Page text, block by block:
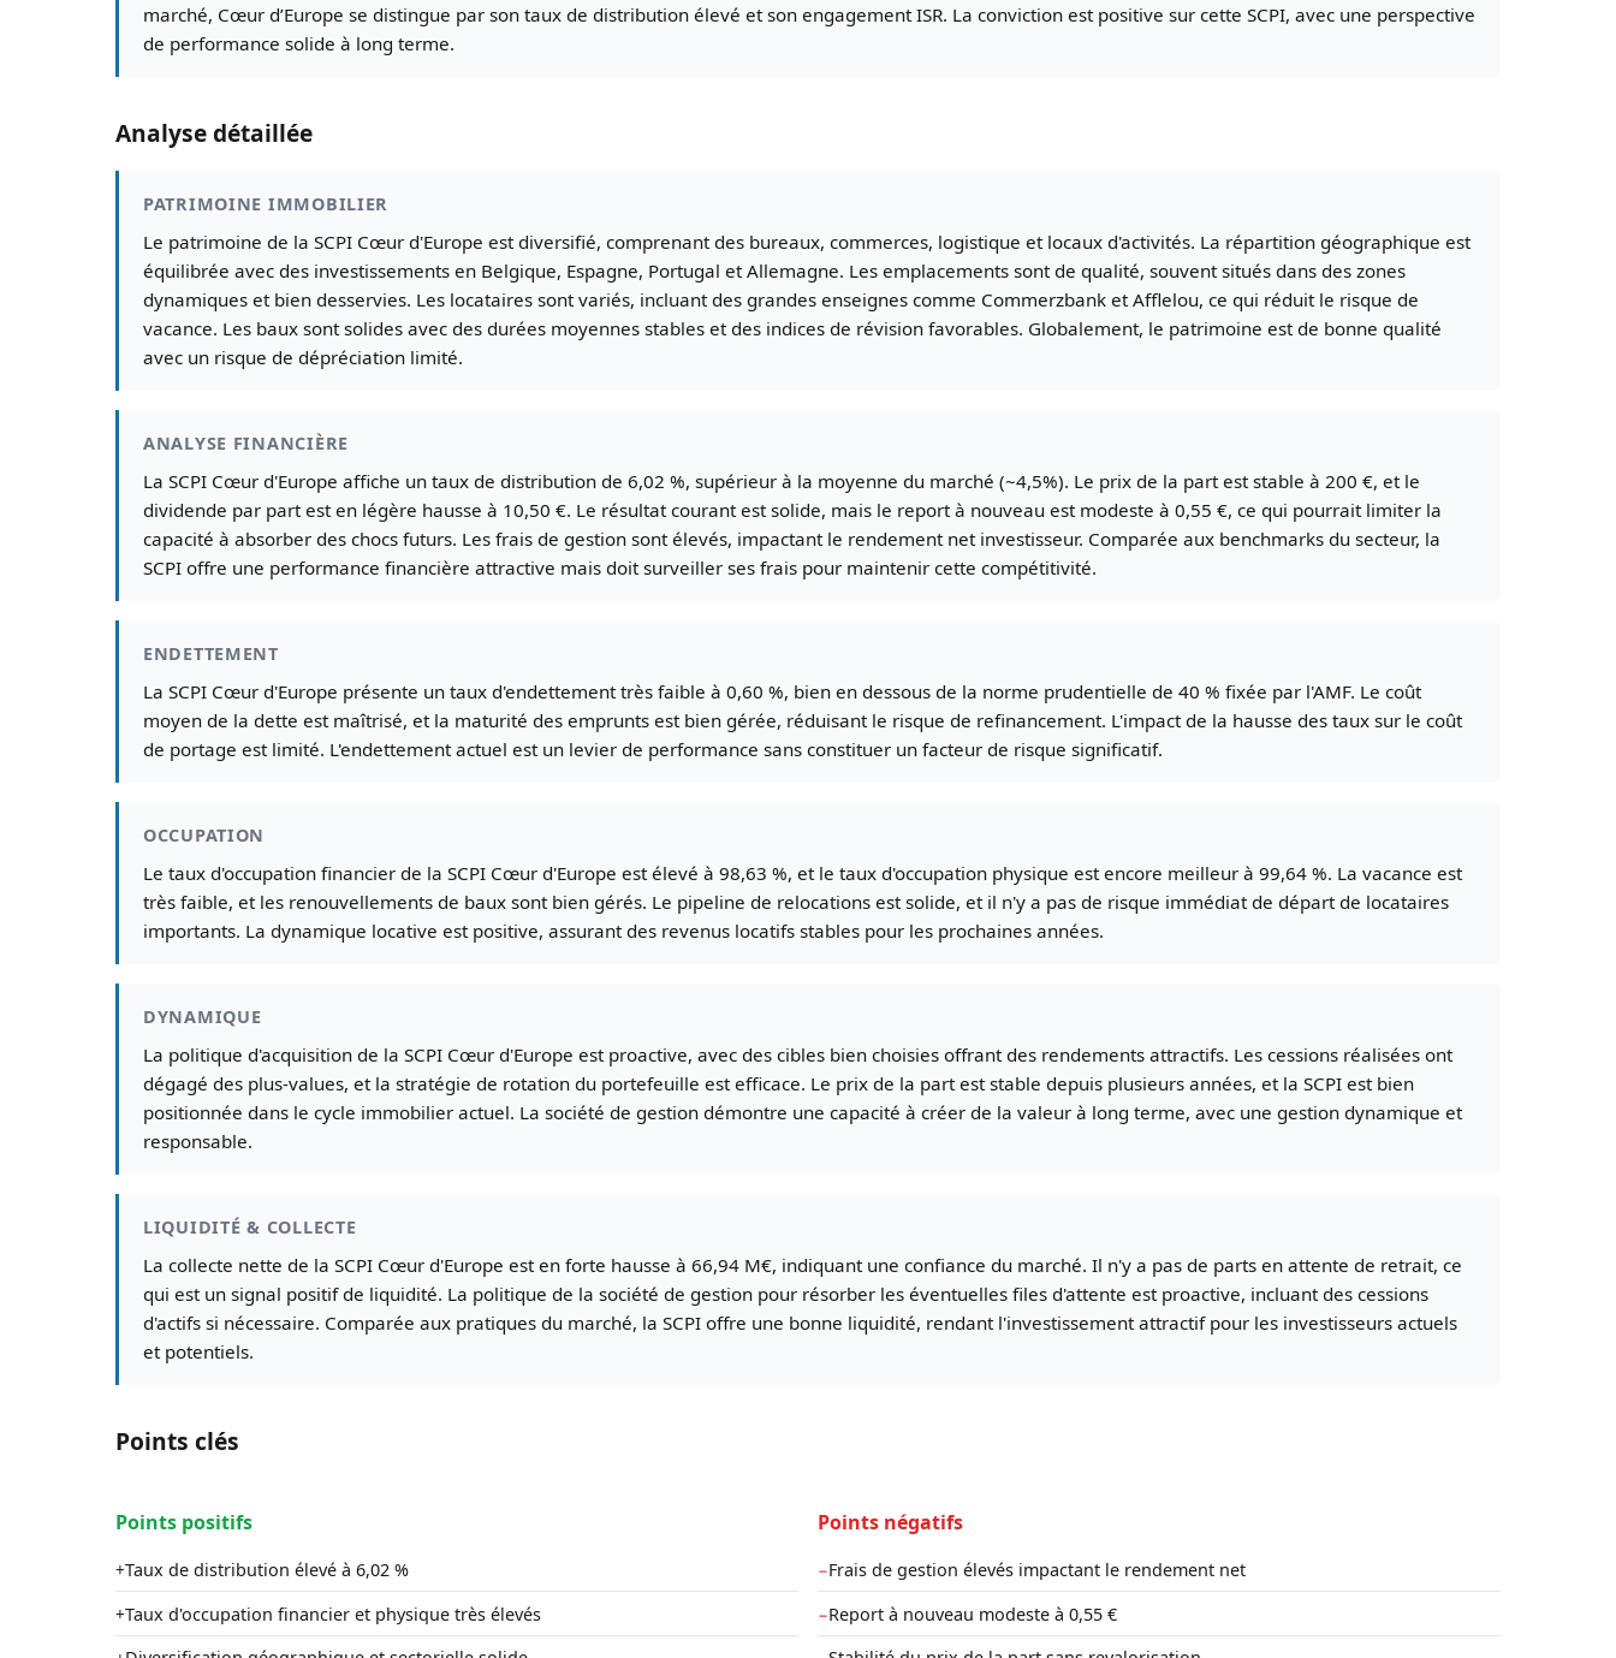
marché, Cœur d’Europe se distingue par son taux de distribution élevé et son engagement ISR. La conviction est positive sur cette SCPI, avec une perspective
de performance solide à long terme.
Analyse détaillée
PATRIMOINE IMMOBILIER
Le patrimoine de la SCPI Cœur d'Europe est diversifié, comprenant des bureaux, commerces, logistique et locaux d'activités. La répartition géographique est
équilibrée avec des investissements en Belgique, Espagne, Portugal et Allemagne. Les emplacements sont de qualité, souvent situés dans des zones
dynamiques et bien desservies. Les locataires sont variés, incluant des grandes enseignes comme Commerzbank et Afflelou, ce qui réduit le risque de
vacance. Les baux sont solides avec des durées moyennes stables et des indices de révision favorables. Globalement, le patrimoine est de bonne qualité
avec un risque de dépréciation limité.
ANALYSE FINANCIÈRE
La SCPI Cœur d'Europe affiche un taux de distribution de 6,02 %, supérieur à la moyenne du marché (~4,5%). Le prix de la part est stable à 200 €, et le
dividende par part est en légère hausse à 10,50 €. Le résultat courant est solide, mais le report à nouveau est modeste à 0,55 €, ce qui pourrait limiter la
capacité à absorber des chocs futurs. Les frais de gestion sont élevés, impactant le rendement net investisseur. Comparée aux benchmarks du secteur, la
SCPI offre une performance financière attractive mais doit surveiller ses frais pour maintenir cette compétitivité.
ENDETTEMENT
La SCPI Cœur d'Europe présente un taux d'endettement très faible à 0,60 %, bien en dessous de la norme prudentielle de 40 % fixée par l'AMF. Le coût
moyen de la dette est maîtrisé, et la maturité des emprunts est bien gérée, réduisant le risque de refinancement. L'impact de la hausse des taux sur le coût
de portage est limité. L'endettement actuel est un levier de performance sans constituer un facteur de risque significatif.
OCCUPATION
Le taux d'occupation financier de la SCPI Cœur d'Europe est élevé à 98,63 %, et le taux d'occupation physique est encore meilleur à 99,64 %. La vacance est
très faible, et les renouvellements de baux sont bien gérés. Le pipeline de relocations est solide, et il n'y a pas de risque immédiat de départ de locataires
importants. La dynamique locative est positive, assurant des revenus locatifs stables pour les prochaines années.
DYNAMIQUE
La politique d'acquisition de la SCPI Cœur d'Europe est proactive, avec des cibles bien choisies offrant des rendements attractifs. Les cessions réalisées ont
dégagé des plus-values, et la stratégie de rotation du portefeuille est efficace. Le prix de la part est stable depuis plusieurs années, et la SCPI est bien
positionnée dans le cycle immobilier actuel. La société de gestion démontre une capacité à créer de la valeur à long terme, avec une gestion dynamique et
responsable.
LIQUIDITÉ & COLLECTE
La collecte nette de la SCPI Cœur d'Europe est en forte hausse à 66,94 M€, indiquant une confiance du marché. Il n'y a pas de parts en attente de retrait, ce
qui est un signal positif de liquidité. La politique de la société de gestion pour résorber les éventuelles files d'attente est proactive, incluant des cessions
d'actifs si nécessaire. Comparée aux pratiques du marché, la SCPI offre une bonne liquidité, rendant l'investissement attractif pour les investisseurs actuels
et potentiels.
Points clés
Points positifs
+Taux de distribution élevé à 6,02 %
+Taux d'occupation financier et physique très élevés
Points négatifs
−Frais de gestion élevés impactant le rendement net
−Report à nouveau modeste à 0,55 €